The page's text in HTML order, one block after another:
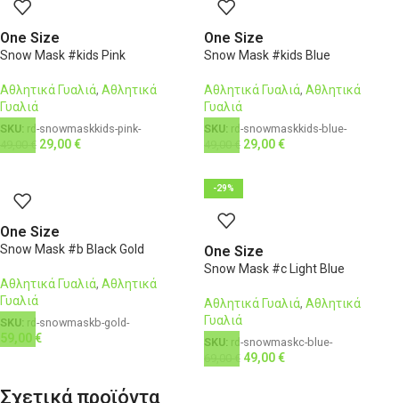
One Size
Snow Mask #kids Pink
Αθλητικά Γυαλιά, Αθλητικά
Γυαλιά
SKU: rd-snowmaskkids-pink-
€ 29,00€
One Size
Snow Mask #kids Blue
Αθλητικά Γυαλιά, Αθλητικά
Γυαλιά
SKU: rd-snowmaskkids-blue-
€ 29,00€
One Size
Snow Mask #b Black Gold
Αθλητικά Γυαλιά, Αθλητικά
Γυαλιά
SKU: rd-snowmaskb-gold-
59,00 €
-29%
One Size
Snow Mask #c Light Blue
Αθλητικά Γυαλιά, Αθλητικά
Γυαλιά
SKU: rd-snowmaskc-blue-
€ 49,00€
Σχετικά προϊόντα